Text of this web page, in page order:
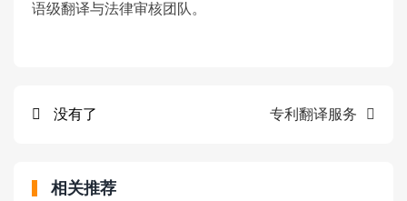
语级翻译与法律审核团队。
没有了 专利翻译服务
相关推荐